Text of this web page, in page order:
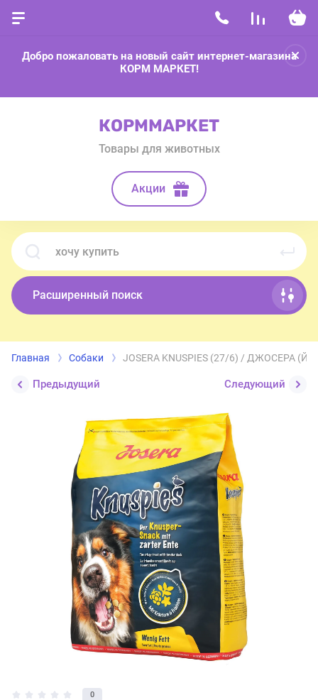
Добро пожаловать на новый сайт интернет-магазина
КОРМ МАРКЕТ!
КОРММАРКЕТ
Товары для животных
Акции
Расширенный поиск
Главная Собаки JOSERA KNUSPIES (27/6) / ДЖОСЕРА
Предыдущий Следующий
0